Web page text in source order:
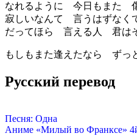
なれるように 今日もまた
寂しいなんて 言うはずなく
だってほら 言える人 君は
もしもまた逢えたなら ずっ
Русский перевод
Песня: Одна
Аниме «Милый во Франксе»